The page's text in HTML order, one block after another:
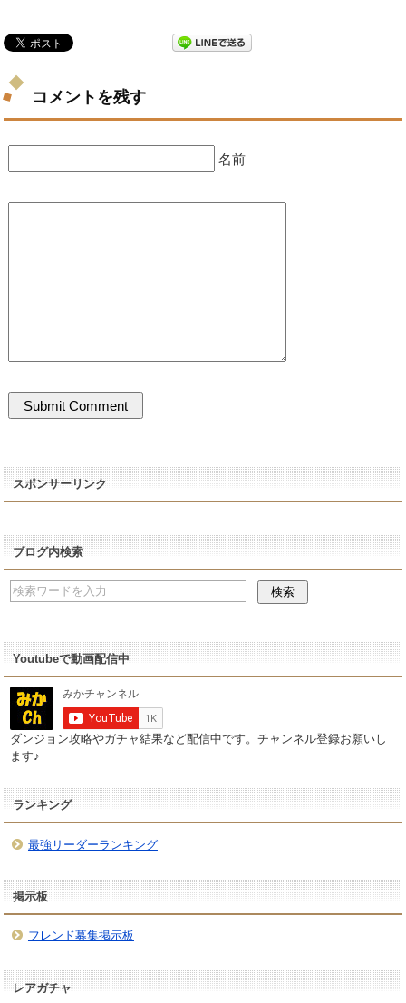
コメントを残す
名前
スポンサーリンク
ブログ内検索
Youtubeで動画配信中
ダンジョン攻略やガチャ結果など配信中です。チャンネル登録お願いし
ます♪
ランキング
最強リーダーランキング
掲示板
フレンド募集掲示板
レアガチャ